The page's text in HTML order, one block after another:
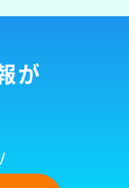
が